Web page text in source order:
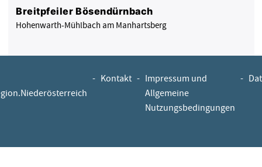
Breitpfeiler Bösendürnbach
Hohenwarth-Mühlbach am Manhartsberg
- Kontakt - Impressum und
Allgemeine
Nutzungsbedingungen
-